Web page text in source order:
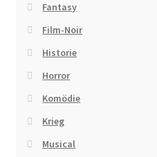
Fantasy
Film-Noir
Historie
Horror
Komödie
Krieg
Musical